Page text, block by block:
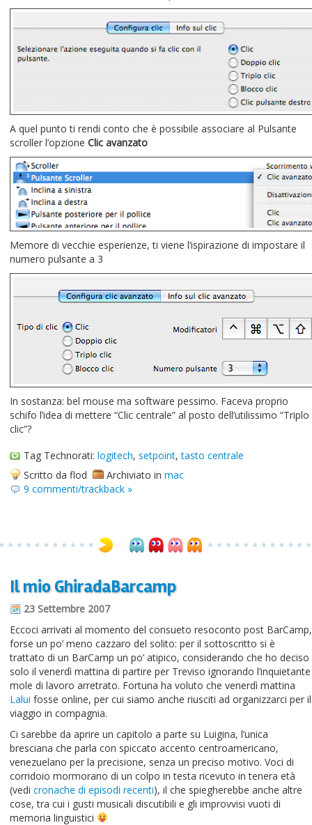
A quel punto ti rendi conto che è possibile associare al Pulsante
scroller l’opzione Clic avanzato
Memore di vecchie esperienze, ti viene l’ispirazione di impostare il
numero pulsante a 3
In sostanza: bel mouse ma software pessimo. Faceva proprio
schifo l’idea di mettere “Clic centrale” al posto dell’utilissimo “Triplo
clic”?
Tag Technorati: logitech, setpoint,tasto centrale
Scritto da flod
Archiviato in mac
9 commenti/trackback »
Il mio GhiradaBarcamp
23 Settembre 2007
Eccoci arrivati al momento del consueto resoconto post BarCamp,
forse un po’ meno cazzaro del solito: per il sottoscritto si è
trattato di un BarCamp un po’ atipico, considerando che ho deciso
solo il venerdì mattina di partire per Treviso ignorando l’inquietante
mole di lavoro arretrato. Fortuna ha voluto che venerdì mattina
Lalui fosse online, per cui siamo anche riusciti ad organizzarci per il
viaggio in compagnia.
Ci sarebbe da aprire un capitolo a parte su Luigina, l’unica
bresciana che parla con spiccato accento centroamericano,
venezuelano per la precisione, senza un preciso motivo. Voci di
corridoio mormorano di un colpo in testa ricevuto in tenera età
(vedi cronache di episodi recenti), il che spiegherebbe anche altre
cose, tra cui i gusti musicali discutibili e gli improvvisi vuoti di
memoria linguistici